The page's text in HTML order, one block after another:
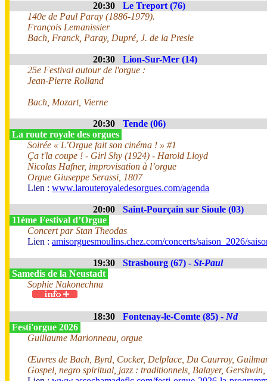
20:30
Le Treport (76)
140e de Paul Paray (1886-1979).
François Lemanissier
Bach, Franck, Paray, Dupré, J. de la Presle
20:30
Lion-Sur-Mer (14)
25e Festival autour de l'orgue :
Jean-Pierre Rolland
Bach, Mozart, Vierne
20:30
Tende (06)
La route royale des orgues
Soirée « L’Orgue fait son cinéma ! » #1
Ça t'la coupe ! - Girl Shy (1924) - Harold Lloyd
Nicolas Hafner, improvisation à l’orgue
Orgue Giuseppe Serassi, 1807
Lien : www.larouteroyaledesorgues.com/agenda
20:00
Saint-Pourçain sur Sioule (03)
11ème Festival d’Orgue
Concert par Stan Theodas
Lien : amisorguesmoulins.chez.com/concerts/saison_2026/
19:30 Strasbourg (67) - St-Paul
Samedis de la Neustadt
Sophie Nakonechna
18:30 Fontenay-le-Comte (85) - Nd
Festi'orgue 2026
Guillaume Marionneau, orgue
Œuvres de Bach, Byrd, Cocker, Delplace, Du Caurroy,
Gospel, negro spiritual, jazz : traditionnels, Balayer, Gershwin,